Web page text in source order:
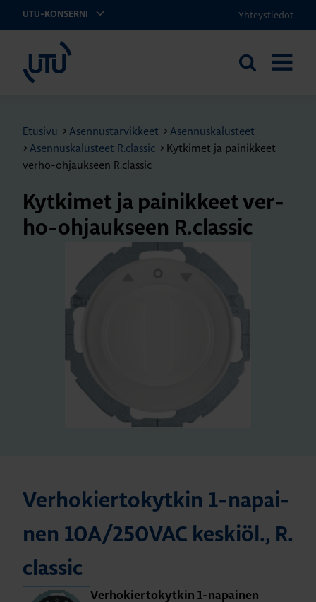
UTU-KONSERNI Yhteystiedot
Etsi
Etusivu >Asennustarvikkeet >Asennuskalusteet
>Asennuskalusteet R.classic > Kytkimet ja painikkeet
verho-ohjaukseen R.classic
Kyt­ki­met ja pai­nik­keet ver­
ho-oh­jauk­seen R.​classic
Ver­ho­kier­to­kyt­kin 1-na­pai­
nen 10A/250­VAC kes­kiöl., R.​
classic
Ver­ho­kier­to­kyt­kin 1-na­pai­nen